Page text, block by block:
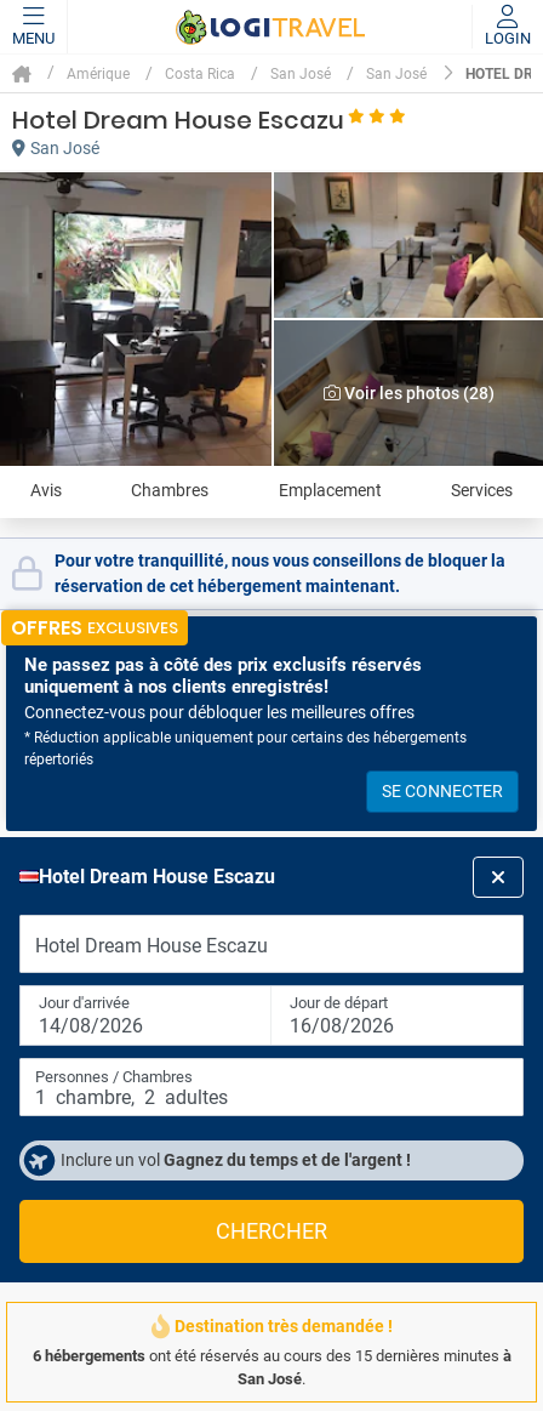
MENU LOGIN
Amérique Costa Rica San José San José HOTEL
Hotel Dream House Escazu
San José
Voir les photos (28)
Avis Chambres Emplacement Services
Pour votre tranquillité, nous vous conseillons de bloquer la
réservation de cet hébergement maintenant.
OFFRES EXCLUSIVES
Ne passez pas à côté des prix exclusifs réservés
uniquement à nos clients enregistrés!
Connectez-vous pour débloquer les meilleures offres
* Réduction applicable uniquement pour certains des hébergements
répertoriés
SE CONNECTER
Hotel Dream House Escazu
Hotel Dream House Escazu
Jour d'arrivée
14/08/2026
Jour de départ
16/08/2026
Personnes / Chambres
1 chambre, 2 adultes
Inclure un vol Gagnez du temps et de l'argent !
CHERCHER
Destination très demandée !
6 hébergements ont été réservés au cours des 15 dernières minutes à
San José.